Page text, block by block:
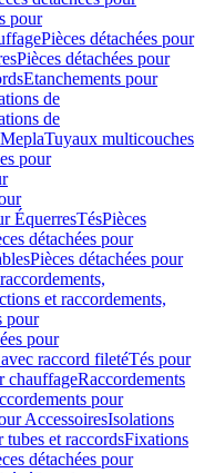
pour
Pièces détachées pour
Pièces détachées pour
Etanchements pour
de
de
Tuyaux multicouches
pour
ÉquerresTésPièces
détachées pour
Pièces détachées pour
et raccordements,
pour
pour
raccord filetéTés pour
chauffageRaccordements
pour
AccessoiresIsolations
tubes et raccordsFixations
détachées pour